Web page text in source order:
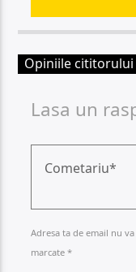
Opiniile cititorului
Lasa un
Adresa ta de email nu
marcate *